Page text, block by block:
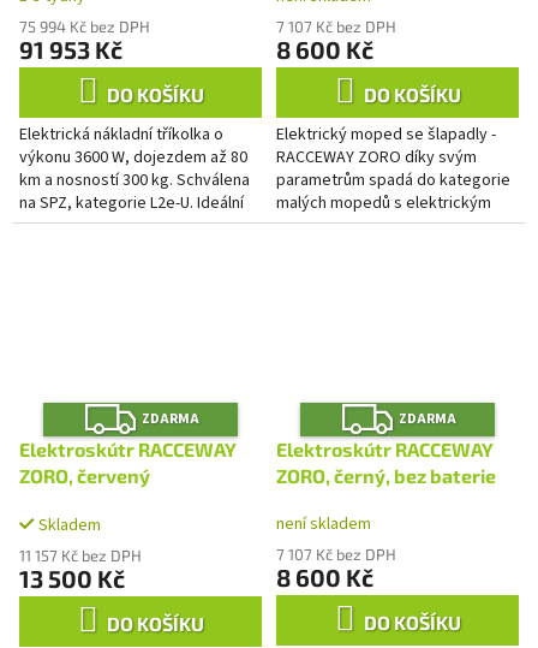
75 994 Kč bez DPH
91 953 Kč
DO KOŠÍKU
Elektrická nákladní tříkolka o
výkonu 3600 W, dojezdem až 80
km a nosností 300 kg. Schválena
na SPZ, kategorie L2e-U. Ideální
pro farmáře, řemeslníky a
7 107 Kč bez DPH
8 600 Kč
DO KOŠÍKU
Elektrický moped se šlapadly -
RACCEWAY ZORO díky svým
parametrům spadá do kategorie
malých mopedů s elektrickým
pohonem a šlapadly. Užijte si
Z
D
A
R
M
A
ZDARMA
Elektroskútr RACCEWAY
ZORO, červený
Skladem
11 157 Kč bez DPH
13 500 Kč
DO KOŠÍKU
Z
D
A
R
M
A
ZDARMA
Elektroskútr RACCEWAY
ZORO, černý, bez baterie
není skladem
7 107 Kč bez DPH
8 600 Kč
DO KOŠÍKU